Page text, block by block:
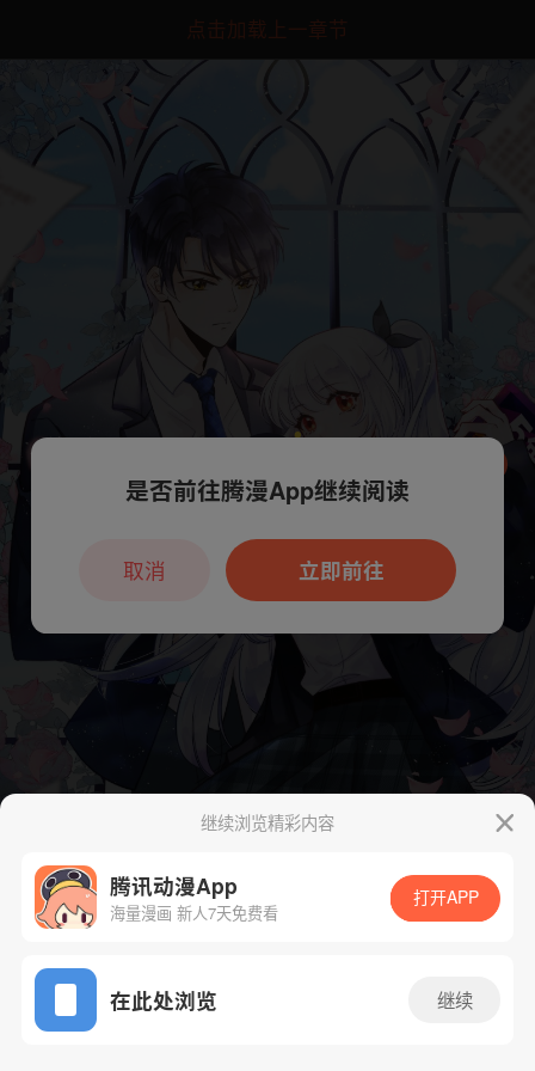
点击加载上一章节
App免费看
继续浏览精彩内容
腾讯动漫App
海量漫画 新人7天免费看
打开APP
在此处浏览 继续
本章节仅支持App阅读，可打开App新用
户7天免费看
是否前往腾漫App继续阅读
立即前往
取消